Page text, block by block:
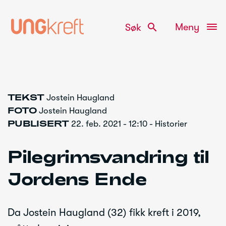
Gå
innhold
Søk search Meny
TEKST Jostein Haugland
FOTO Jostein Haugland
PUBLISERT 22. feb. 2021 - 12:10 - Historier
Pilegrimsvandring til
Jordens Ende
Da Jostein Haugland (32) fikk kreft i 2019,